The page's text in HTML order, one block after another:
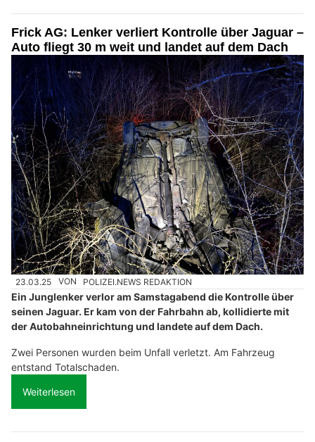
Frick AG: Lenker verliert Kontrolle über Jaguar –
Auto fliegt 30 m weit und landet auf dem Dach
23.03.25 VON POLIZEI.NEWS REDAKTION
Ein Junglenker verlor am Samstagabend die Kontrolle über
seinen Jaguar. Er kam von der Fahrbahn ab, kollidierte mit
der Autobahneinrichtung und landete auf dem Dach.
Zwei Personen wurden beim Unfall verletzt. Am Fahrzeug
entstand Totalschaden.
Weiterlesen